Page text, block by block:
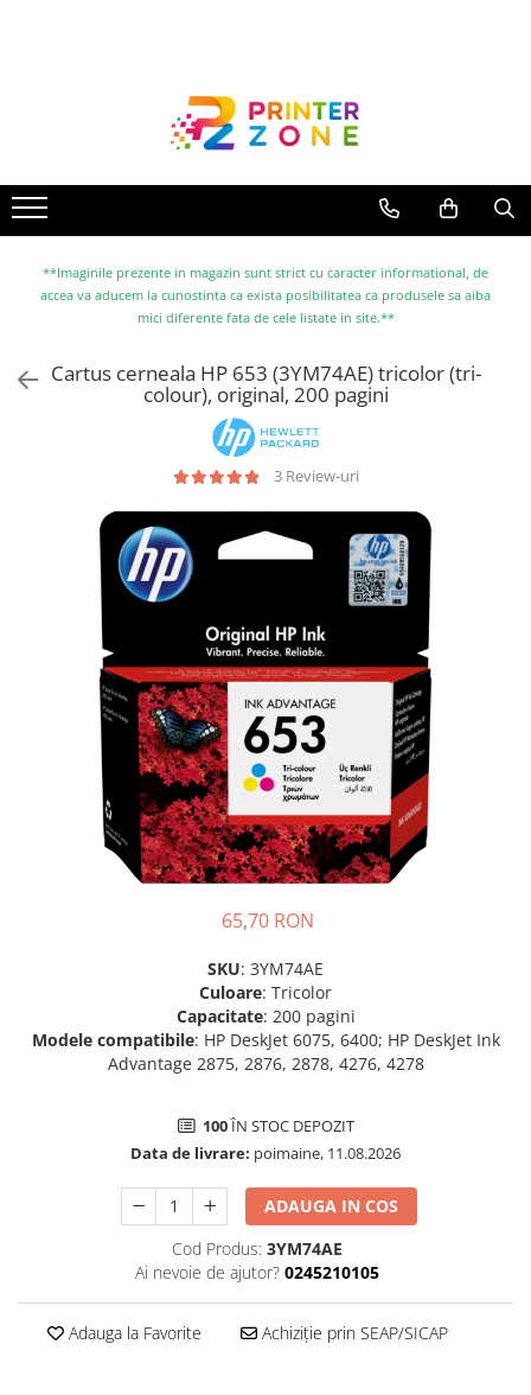
Imprimante cu jet
Multifunctionale laser
Multifunctionale cu jet
Imprimante etichete
Scanere
Accesorii multifunctionale
Piese schimb
Consumabile imprimanta
Capete imprimare
Cartuse inkjet si cerneala
Consumabile imprimanta
Drum unit compatibile
Printare 3D
Imprimante 3D
Accesorii imprimante 3D
Filament imprimanta 3D
Laptopuri / notebookuri
Laptop-uri 2 in 1
**Imaginile prezente in magazin sunt strict cu caracter informational, de
accea va aducem la cunostinta ca exista posibilitatea ca produsele sa aiba
mici diferente fata de cele listate in site.**
Cartus cerneala HP 653 (3YM74AE) tricolor (tri-
colour), original, 200 pagini
3 Review-uri
65,70 RON
SKU: 3YM74AE
Culoare: Tricolor
Capacitate: 200 pagini
Modele compatibile: HP DeskJet 6075, 6400; HP DeskJet Ink
Advantage 2875, 2876, 2878, 4276, 4278
100ÎN STOC DEPOZIT
Data de livrare: poimaine, 11.08.2026
ADAUGA IN COS
Cod Produs: 3YM74AE
Ai nevoie de ajutor? 0245210105
Adauga la Favorite Achiziție prin SEAP/SICAP